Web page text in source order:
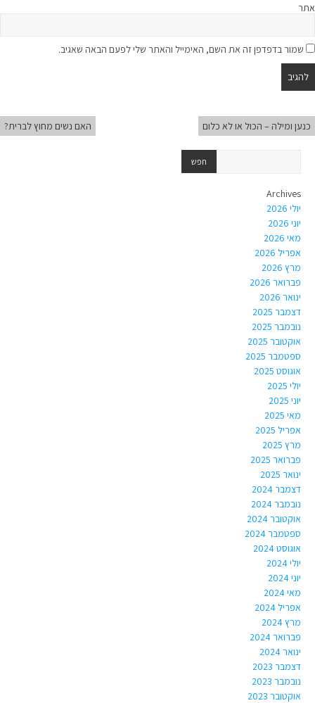
אתר
שמור בדפדפן זה את השם, האימייל והאתר שלי לפעם הבאה שאגיב.
כנען ומילה – הכול או לא כלום האם נשים מחוץ לברית?
Archives
יולי 2026
יוני 2026
מאי 2026
אפריל 2026
מרץ 2026
פברואר 2026
ינואר 2026
דצמבר 2025
נובמבר 2025
אוקטובר 2025
ספטמבר 2025
אוגוסט 2025
יולי 2025
יוני 2025
מאי 2025
אפריל 2025
מרץ 2025
פברואר 2025
ינואר 2025
דצמבר 2024
נובמבר 2024
אוקטובר 2024
ספטמבר 2024
אוגוסט 2024
יולי 2024
יוני 2024
מאי 2024
אפריל 2024
מרץ 2024
פברואר 2024
ינואר 2024
דצמבר 2023
נובמבר 2023
אוקטובר 2023